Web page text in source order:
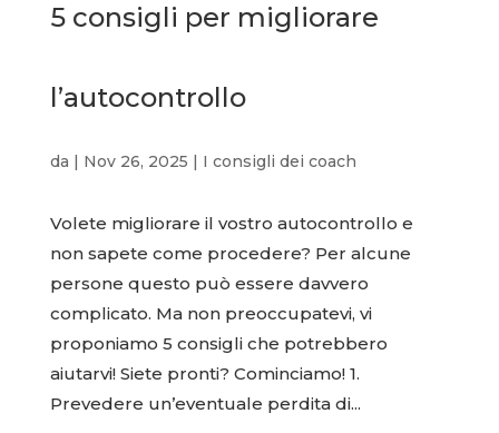
5 consigli per migliorare
l’autocontrollo
da | Nov 26, 2025 | I consigli dei coach
Volete migliorare il vostro autocontrollo e
non sapete come procedere? Per alcune
persone questo può essere davvero
complicato. Ma non preoccupatevi, vi
proponiamo 5 consigli che potrebbero
aiutarvi! Siete pronti? Cominciamo! 1.
Prevedere un’eventuale perdita di...